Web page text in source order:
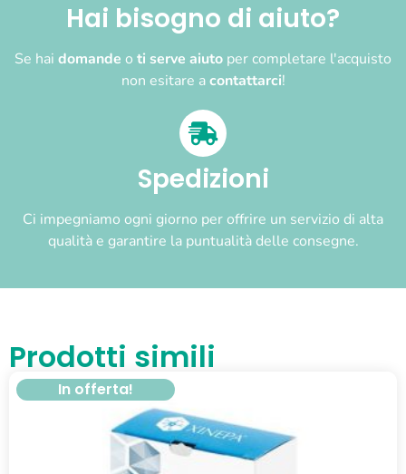
Hai bisogno di aiuto?
Se hai domande o ti serve aiuto per completare l'acquisto
non esitare acontattarci!
Spedizioni
Ci impegniamo ogni giorno per offrire un servizio di alta
qualità e garantire la puntualità delle consegne.
Prodotti simili
In offerta!